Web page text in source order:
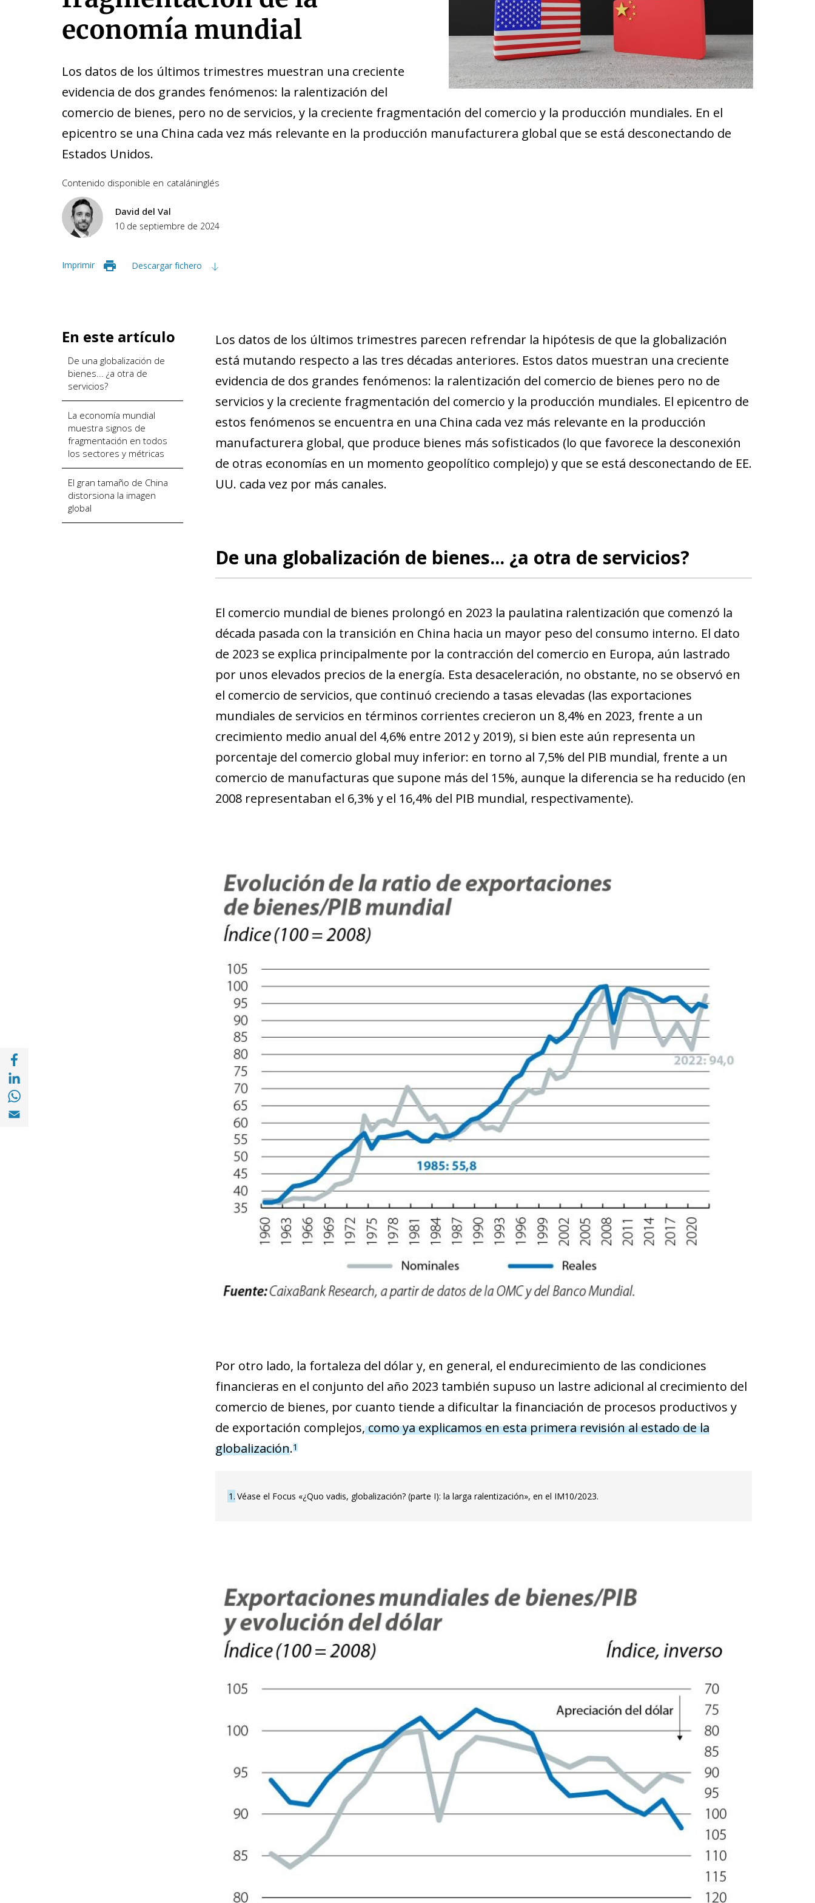
economía mundial
Los datos de los últimos trimestres muestran una creciente
evidencia de dos grandes fenómenos: la ralentización del
comercio de bienes, pero no de servicios, y la creciente fragmentación del comercio y la producción mundiales. En el
epicentro se una China cada vez más relevante en la producción manufacturera global que se está desconectando de
Estados Unidos.
Contenido disponible en cataláninglés
David del Val
10 de septiembre de 2024
Imprimir Descargar fichero
Compartir en Facebook (opens in a new window)
Compartir en with Linkedin (opens in a new window)
Compartir en with Whatsapp (opens in a new window)
Compartir en Email (opens in a new window)
En este artículo
De una globalización de
bienes... ¿a otra de
servicios?
La economía mundial
muestra signos de
fragmentación en todos
los sectores y métricas
El gran tamaño de China
distorsiona la imagen
global
Los datos de los últimos trimestres parecen refrendar la hipótesis de que la globalización
está mutando respecto a las tres décadas anteriores. Estos datos muestran una creciente
evidencia de dos grandes fenómenos: la ralentización del comercio de bienes pero no de
servicios y la creciente fragmentación del comercio y la producción mundiales. El epicentro de
estos fenómenos se encuentra en una China cada vez más relevante en la producción
manufacturera global, que produce bienes más sofisticados (lo que favorece la desconexión
de otras economías en un momento geopolítico complejo) y que se está desconectando de EE.
UU. cada vez por más canales.
De una globalización de bienes... ¿a otra de servicios?
El comercio mundial de bienes prolongó en 2023 la paulatina ralentización que comenzó la
década pasada con la transición en China hacia un mayor peso del consumo interno. El dato
de 2023 se explica principalmente por la contracción del comercio en Europa, aún lastrado
por unos elevados precios de la energía. Esta desaceleración, no obstante, no se observó en
el comercio de servicios, que continuó creciendo a tasas elevadas (las exportaciones
mundiales de servicios en términos corrientes crecieron un 8,4% en 2023, frente a un
crecimiento medio anual del 4,6% entre 2012 y 2019), si bien este aún representa un
porcentaje del comercio global muy inferior: en torno al 7,5% del PIB mundial, frente a un
comercio de manufacturas que supone más del 15%, aunque la diferencia se ha reducido (en
2008 representaban el 6,3% y el 16,4% del PIB mundial, respectivamente).
Por otro lado, la fortaleza del dólar y, en general, el endurecimiento de las condiciones
financieras en el conjunto del año 2023 también supuso un lastre adicional al crecimiento del
comercio de bienes, por cuanto tiende a dificultar la financiación de procesos productivos y
de exportación complejos,como ya explicamos en esta primera revisión al estado de la
globalización.1
1 Véase el Focus «¿Quo vadis, globalización? (parte I): la larga ralentización», en el IM10/2023.